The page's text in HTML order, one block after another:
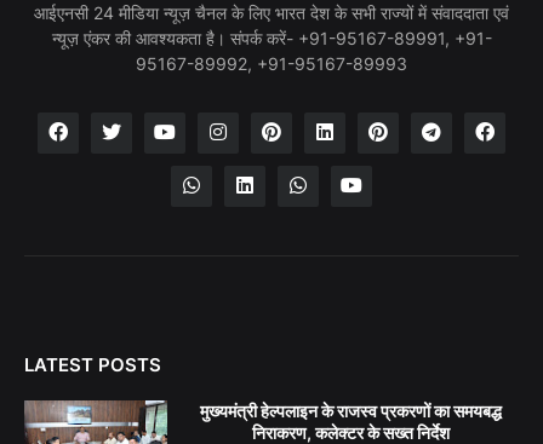
आईएनसी 24 मीडिया न्यूज़ चैनल के लिए भारत देश के सभी राज्यों में संवाददाता एवं
न्यूज़ एंकर की आवश्यकता है। संपर्क करें- +91-95167-89991, +91-
95167-89992, +91-95167-89993
LATEST POSTS
मुख्यमंत्री हेल्पलाइन के राजस्व प्रकरणों का समयबद्ध
निराकरण, कलेक्टर के सख्त निर्देश